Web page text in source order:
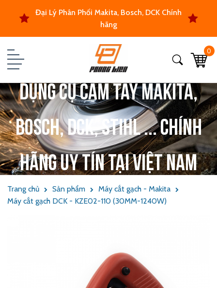
Đại Lý Phân Phối Makita, Bosch, DCK Chính
hãng
0
Dụng cụ cầm tay Makita,
Bosch, DCK, Stihl ... chính
hãng uy tín tại Việt Nam
Trang chủ Sản phẩm
Máy cắt gạch - Makita
Máy cắt gạch DCK - KZE02-110 (30MM-1240W)